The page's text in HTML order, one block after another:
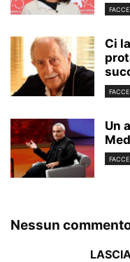
Ci
Un
Nessun